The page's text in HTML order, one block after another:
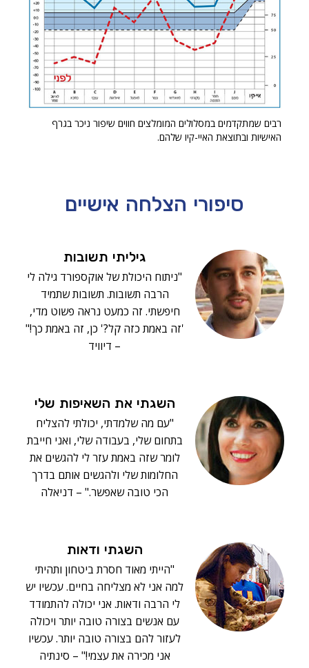
רבים שמתקדמים במסלולים המומלצים חווים שיפור ניכר בגרף
האישיות ובתוצאת האיי-קיו שלהם.
סיפורי הצלחה אישיים
גיליתי תשובות
"ניתוח היכולת של אוקספורד גילה לי
הרבה תשובות. תשובות שתמיד
חיפשתי. זה כמעט נראה פשוט מדי,
'זה באמת כזה קל?' כן, זה באמת כך!"
– דיוויד
השגתי את השאיפות שלי
"עם מה שלמדתי, יכולתי להצליח
בתחום שלי, בעבודה שלי, ואני חייבת
לומר שזה באמת עזר לי להגשים את
החלומות שלי ולהגשים אותם בדרך
הכי טובה שאפשר." – דניאלה
השגתי ודאות
"הייתי מאוד חסרת ביטחון ותהיתי
למה אני לא מצליחה בחיים. עכשיו יש
לי הרבה ודאות. אני יכולה להתמודד
עם אנשים בצורה טובה יותר ויכולה
לעזור להם בצורה טובה יותר. עכשיו
אני מכירה את עצמי!" – סינתיה